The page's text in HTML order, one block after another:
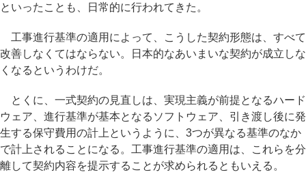
といったことも、日常的に行われてきた。
工事進行基準の適用によって、こうした契約形態は、すべて
改善しなくてはならない。日本的なあいまいな契約が成立しな
くなるというわけだ。
とくに、一式契約の見直しは、実現主義が前提となるハード
ウェア、進行基準が基本となるソフトウェア、引き渡し後に発
生する保守費用の計上というように、3つが異なる基準のなか
で計上されることになる。工事進行基準の適用は、これらを分
離して契約内容を提示することが求められるともいえる。